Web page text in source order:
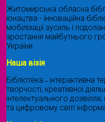
Житомирська обласна
юнацтва - інноваційна
мобілізації зусиль і
зростання майбутнього
України.
Наша візія
Бібліотека ˗ інтерактивна
творчості, креативної
інтелектуального
та цифровому світі